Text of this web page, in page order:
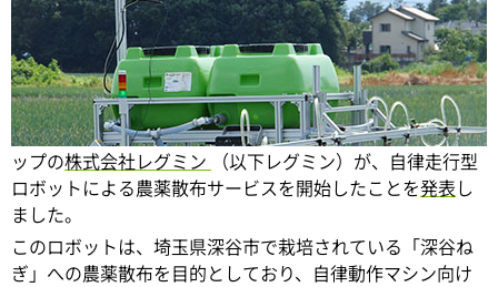
テクノロジを活用した農作業の効率化を目指すスタートア
ップの株式会社レグミン
（以下レグミン）が、自律走行型
ロボットによる農薬散布サービスを開始したことを発表 し
ました。
このロボットは、埼玉県深谷市で栽培されている「深谷ね
ぎ」への農薬散布を目的としており、自律動作マシン向け